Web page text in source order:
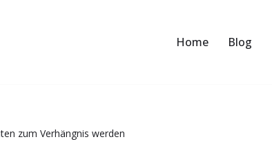
Home Blog
zum Verhängnis werden